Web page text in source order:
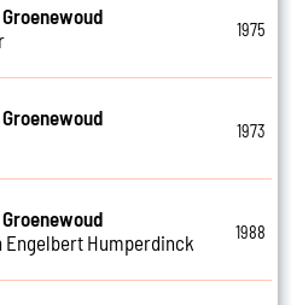
1975
1973
Engelbert Humperdinck
1988